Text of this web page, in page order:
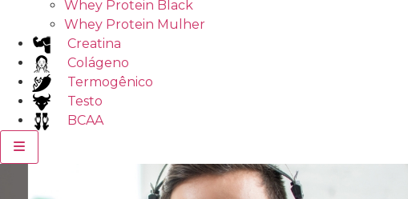
Whey Protein Black
Whey Protein Mulher
Creatina
Colágeno
Termogênico
Testo
BCAA